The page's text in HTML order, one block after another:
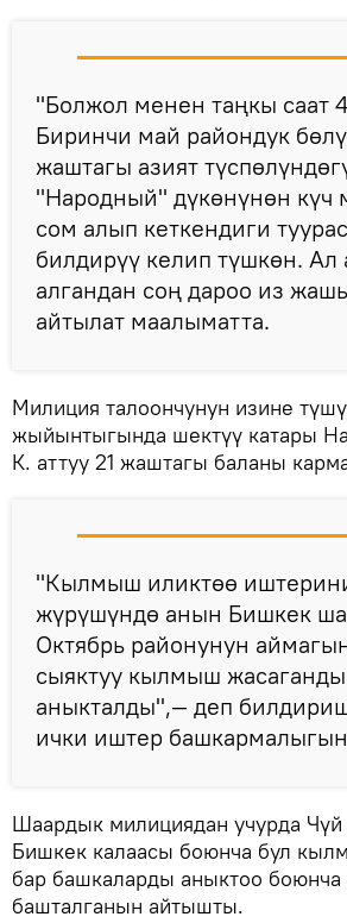
"Болжол менен таңкы саат
Биринчи май райондук
жаштагы азият
"Народный" дүкөнүнөн күч
сом алып кеткендиги
билдирүү келип түшкөн. Ал
алгандан соң дароо из
айтылат маалыматта.
Милиция талоончунун изине
жыйынтыгында шектүү катары
К. аттуу 21 жаштагы баланы
"Кылмыш иликтөө
жүрүшүндө анын Бишкек
Октябрь районунун
сыяктуу кылмыш
аныкталды",— деп
ички иштер
Шаардык милициядан учурда
Бишкек калаасы боюнча бул
бар башкаларды аныктоо
башталганын айтышты.